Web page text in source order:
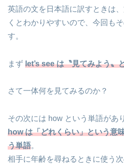
英語の文を日本語に訳すときは
くとわかりやすいので、今回も
す。
まず let’s see は〝見てみよう〟
さて一体何を見てみるのか？
その次には how という単語があ
how は「どれくらい」という意
う単語。
相手に年齢を尋ねるときに使う